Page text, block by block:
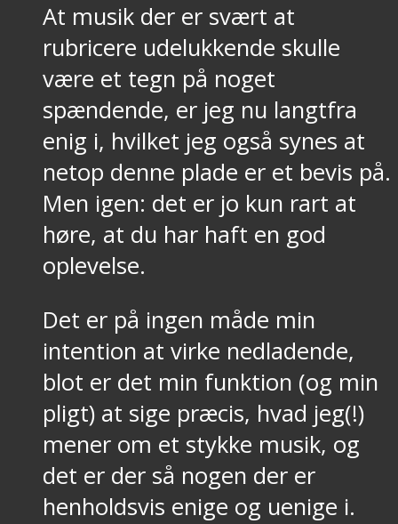
At musik der er svært at
rubricere udelukkende skulle
være et tegn på noget
spændende, er jeg nu langtfra
enig i, hvilket jeg også synes at
netop denne plade er et bevis på.
Men igen: det er jo kun rart at
høre, at du har haft en god
oplevelse.
Det er på ingen måde min
intention at virke nedladende,
blot er det min funktion (og min
pligt) at sige præcis, hvad jeg(!)
mener om et stykke musik, og
det er der så nogen der er
henholdsvis enige og uenige i.